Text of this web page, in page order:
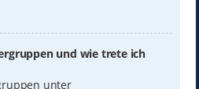
und wie trete ich
unter